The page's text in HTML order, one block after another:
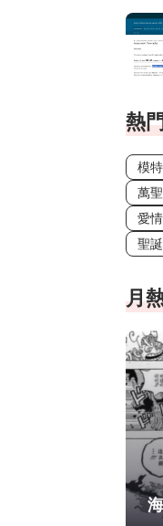
熱
模
萬
愛
聖
月